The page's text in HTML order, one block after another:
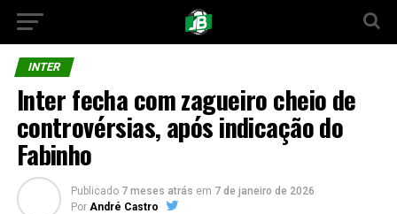
INTER
Inter fecha com zagueiro cheio de
controvérsias, após indicação do
Fabinho
Publicado 7 meses atrás em 7 de janeiro de 2026
Por André Castro